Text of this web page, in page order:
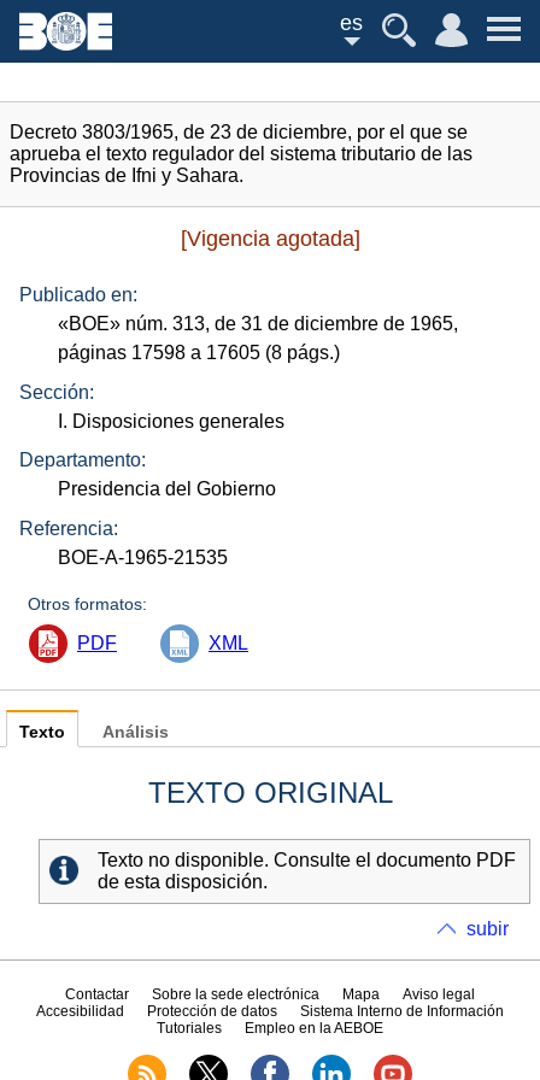
es
Decreto 3803/1965, de 23 de diciembre, por el que se
aprueba el texto regulador del sistema tributario de las
Provincias de Ifni y Sahara.
[Vigencia agotada]
Publicado en:
«BOE» núm. 313, de 31 de diciembre de 1965,
páginas 17598 a 17605 (8 págs.)
Sección:
I. Disposiciones generales
Departamento:
Presidencia del Gobierno
Referencia:
BOE-A-1965-21535
Otros formatos:
PDF XML
Texto
TEXTO ORIGINAL
Texto no disponible. Consulte el documento PDF
de esta disposición.
Análisis
subir
Contactar Sobre la sede electrónica Mapa
Aviso legal
Accesibilidad
Protección de datos
Sistema Interno de Información
Tutoriales
Empleo en la AEBOE